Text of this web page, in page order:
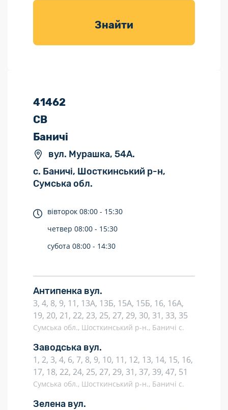
товарів для
Знайти
41462
СВ
Баничі
вул. Мурашка, 54А.
с. Баничі, Шосткинський р-н,
Сумська обл.
вівторок 08:00 - 15:30
четвер 08:00 - 15:30
субота 08:00 - 14:30
Антипенка вул.
3, 4, 8, 9, 11, 13А, 13Б, 15А, 15Б, 16, 16А,
19, 20, 21, 22, 23, 25, 27, 29, 30, 31, 33, 35
Сумська обл., Шосткинський р-н., Баничі с.
Заводська вул.
1, 2, 3, 4, 6, 7, 8, 9, 10, 11, 12, 13, 14, 15, 16,
17, 18, 22, 24, 25, 27, 29, 31, 37, 39, 47, 51
Сумська обл., Шосткинський р-н., Баничі с.
Зелена вул.